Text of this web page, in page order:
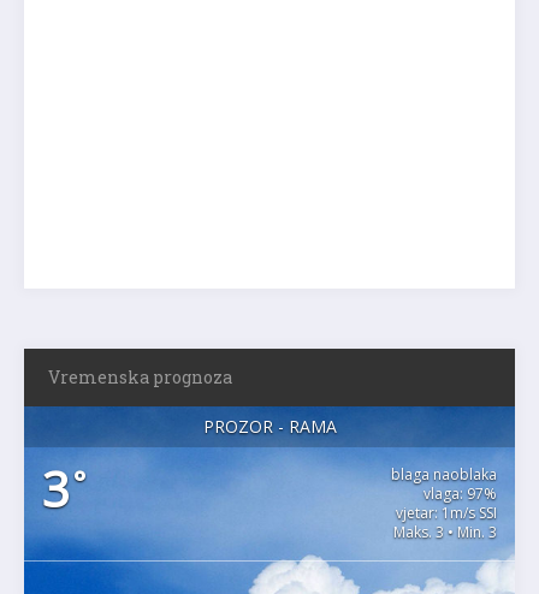
Vremenska prognoza
PROZOR - RAMA
3°
blaga naoblaka
vlaga: 97%
vjetar: 1m/s SSI
Maks. 3 • Min. 3